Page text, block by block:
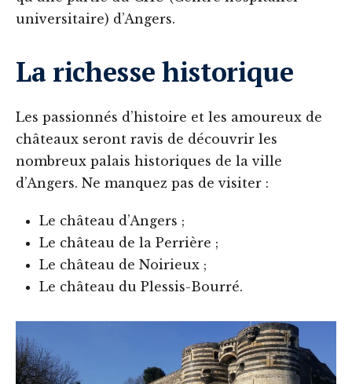
universitaire) d’Angers.
La richesse historique
Les passionnés d’histoire et les amoureux de
châteaux seront ravis de découvrir les
nombreux palais historiques de la ville
d’Angers. Ne manquez pas de visiter :
Le château d’Angers ;
Le château de la Perrière ;
Le château de Noirieux ;
Le château du Plessis-Bourré‍.